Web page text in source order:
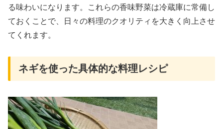
る味わいになります。これらの香味野菜は冷蔵庫に常備し
ておくことで、日々の料理のクオリティを大きく向上させ
てくれます。
ネギを使った具体的な料理レシピ